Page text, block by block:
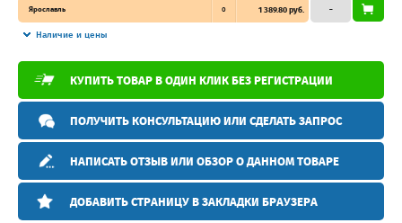
Ярославль 0 1 389.80 руб.
Наличие и цены
–
КУПИТЬ ТОВАР В ОДИН КЛИК БЕЗ РЕГИСТРАЦИИ
ПОЛУЧИТЬ КОНСУЛЬТАЦИЮ ИЛИ СДЕЛАТЬ ЗАПРОС
НАПИСАТЬ ОТЗЫВ ИЛИ ОБЗОР О ДАННОМ ТОВАРЕ
ДОБАВИТЬ СТРАНИЦУ В ЗАКЛАДКИ БРАУЗЕРА